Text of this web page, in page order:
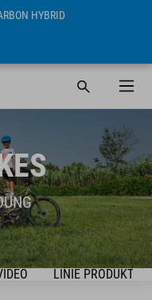
HYBRID
LINIE PRODUKTÓW